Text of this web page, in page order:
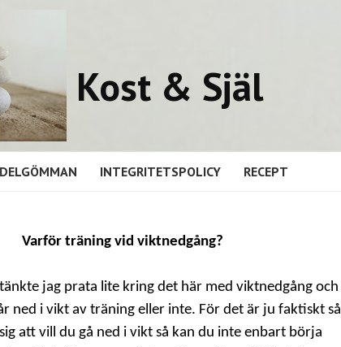
Kost & Själ
INTEGRITETSPOLICY RECEPT
Varför träning vid viktnedgång?
jag prata lite kring det här med viktnedgång och
ned i vikt av träning eller inte. För det är ju faktiskt så
att vill du gå ned i vikt så kan du inte enbart börja